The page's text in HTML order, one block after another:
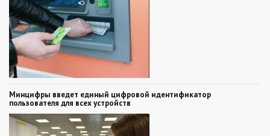
Минцифры введет единый цифровой идентификатор
пользователя для всех устройств